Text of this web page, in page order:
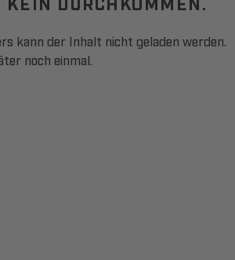
kann der Inhalt nicht geladen werden.
noch einmal.